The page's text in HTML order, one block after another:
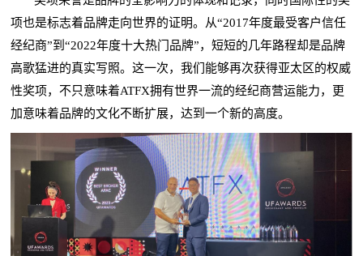
项也是标志着品牌走向世界的证明。从“2017年度最受客户信任
经纪商”到“2022年度十大热门品牌”，短短的几年路程却是品牌
高歌猛进的真实写照。这一次，我们能够再次获得亚太区的权威
性奖项，不只意味着ATFX拥有世界一流的经纪商营运能力，更
加意味着品牌的文化不断扩展，达到一个新的高度。